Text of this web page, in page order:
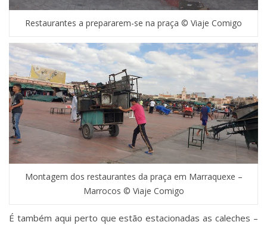
Restaurantes a prepararem-se na praça © Viaje Comigo
Montagem dos restaurantes da praça em Marraquexe –
Marrocos © Viaje Comigo
É também aqui perto que estão estacionadas as caleches –